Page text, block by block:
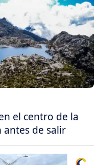
el centro de la
antes de salir